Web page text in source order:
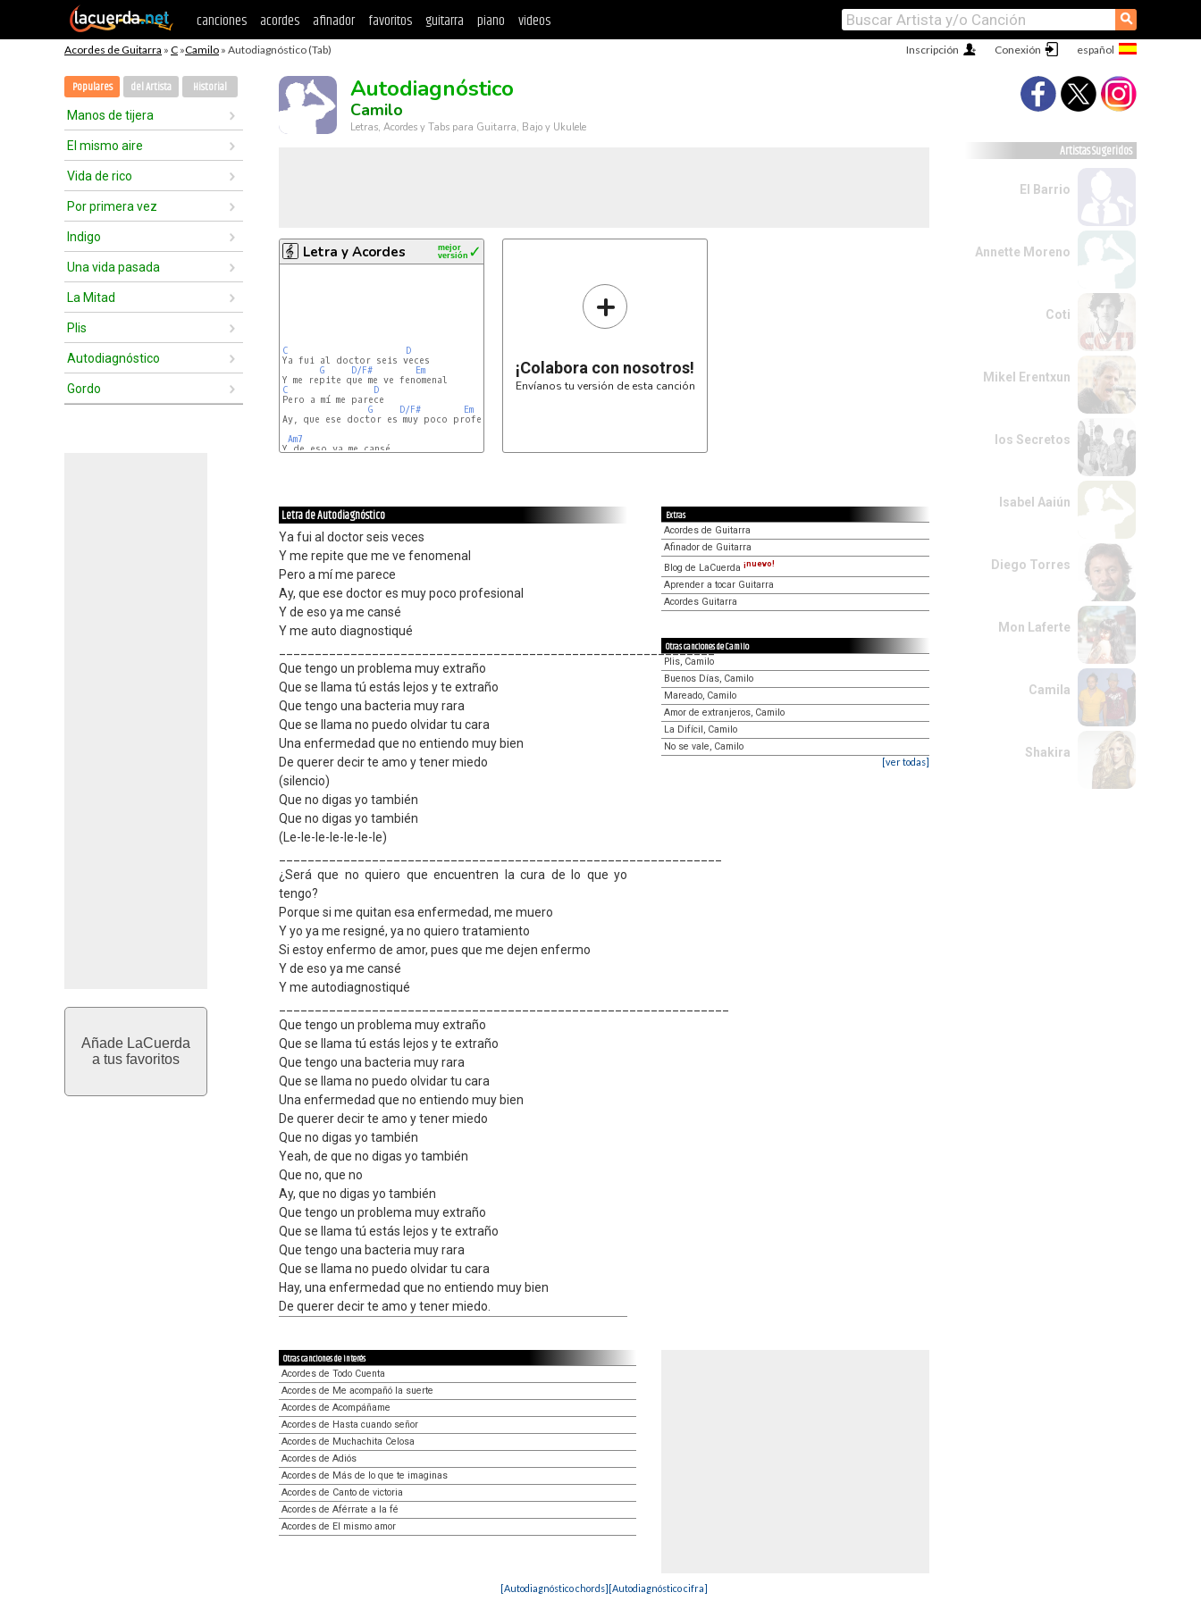
canciones acordes afinador favoritos guitarra piano videos ⚲
Acordes de Guitarra » C »Camilo » Autodiagnóstico (Tab) Conexión
Inscripción
Populares del Artista Historial
Manos de tijera
El mismo aire
Vida de rico
Por primera vez
Indigo
Una vida pasada
La Mitad
Plis
Autodiagnóstico
Gordo
Añade LaCuerda
a tus favoritos
Autodiagnóstico
Camilo
Letras, Acordes y Tabs para Guitarra, Bajo y Ukulele
Letra y Acordes ✓
mejor
versión
C
D
Ya fui al doctor seis veces
G
D/F#
Em
C
D
Pero a mí me parece
G
D/F#
Em
Ay, que ese doctor es muy poco profesional
Am7
Y de eso ya me cansé
+
¡Colabora con nosotros!
Envíanos tu versión de esta canción
Letra de Autodiagnóstico
Ya fui al doctor seis veces
Y me repite que me ve fenomenal
Pero a mí me parece
Ay, que ese doctor es muy poco profesional
Y de eso ya me cansé
Y me auto diagnostiqué
_____________________________________________________________
Que tengo un problema muy extraño
Que se llama tú estás lejos y te extraño
Que tengo una bacteria muy rara
Que se llama no puedo olvidar tu cara
Una enfermedad que no entiendo muy bien
De querer decir te amo y tener miedo
(silencio)
Que no digas yo también
Que no digas yo también
(Le-le-le-le-le-le-le)
¿Será que no quiero que encuentren la cura de lo que yo
tengo?
Porque si me quitan esa enfermedad, me muero
Y yo ya me resigné, ya no quiero tratamiento
Si estoy enfermo de amor, pues que me dejen enfermo
Y de eso ya me cansé
Y me autodiagnostiqué
Que tengo un problema muy extraño
Que se llama tú estás lejos y te extraño
Que tengo una bacteria muy rara
Que se llama no puedo olvidar tu cara
Una enfermedad que no entiendo muy bien
De querer decir te amo y tener miedo
Que no digas yo también
Yeah, de que no digas yo también
Que no, que no
Ay, que no digas yo también
Que tengo un problema muy extraño
Que se llama tú estás lejos y te extraño
Que tengo una bacteria muy rara
Que se llama no puedo olvidar tu cara
Hay, una enfermedad que no entiendo muy bien
De querer decir te amo y tener miedo.
Extras
Acordes de Guitarra
Afinador de Guitarra
Blog de LaCuerda ¡nuevo!
Aprender a tocar Guitarra
Acordes Guitarra
Otras canciones de Camilo
Plis, Camilo
Buenos Días, Camilo
Mareado, Camilo
Amor de extranjeros, Camilo
La Difícil, Camilo
No se vale, Camilo
[ver todas]
Otras canciones de interés
Acordes de Todo Cuenta
Acordes de Me acompañó la suerte
Acordes de Acompáñame
Acordes de Hasta cuando señor
Acordes de Muchachita Celosa
Acordes de Adiós
Acordes de Más de lo que te imaginas
Acordes de Canto de victoria
Acordes de Aférrate a la fé
Acordes de El mismo amor
[Autodiagnóstico chords][Autodiagnóstico cifra]
Artistas Sugeridos
El Barrio
Annette Moreno
Coti
Mikel Erentxun
los Secretos
Isabel Aaiún
Diego Torres
Mon Laferte
Camila
Shakira